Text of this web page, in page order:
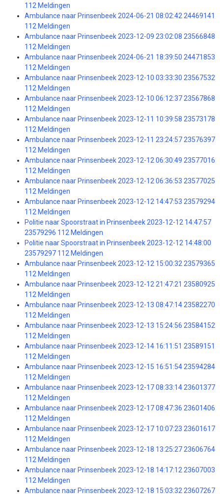
112 Meldingen
Ambulance naar Prinsenbeek 2024-06-21 08:02:42 24469141
112 Meldingen
Ambulance naar Prinsenbeek 2023-12-09 23:02:08 23566848
112 Meldingen
Ambulance naar Prinsenbeek 2024-06-21 18:39:50 24471853
112 Meldingen
Ambulance naar Prinsenbeek 2023-12-10 03:33:30 23567532
112 Meldingen
Ambulance naar Prinsenbeek 2023-12-10 06:12:37 23567868
112 Meldingen
Ambulance naar Prinsenbeek 2023-12-11 10:39:58 23573178
112 Meldingen
Ambulance naar Prinsenbeek 2023-12-11 23:24:57 23576397
112 Meldingen
Ambulance naar Prinsenbeek 2023-12-12 06:30:49 23577016
112 Meldingen
Ambulance naar Prinsenbeek 2023-12-12 06:36:53 23577025
112 Meldingen
Ambulance naar Prinsenbeek 2023-12-12 14:47:53 23579294
112 Meldingen
Politie naar Spoorstraat in Prinsenbeek 2023-12-12 14:47:57
23579296 112 Meldingen
Politie naar Spoorstraat in Prinsenbeek 2023-12-12 14:48:00
23579297 112 Meldingen
Ambulance naar Prinsenbeek 2023-12-12 15:00:32 23579365
112 Meldingen
Ambulance naar Prinsenbeek 2023-12-12 21:47:21 23580925
112 Meldingen
Ambulance naar Prinsenbeek 2023-12-13 08:47:14 23582270
112 Meldingen
Ambulance naar Prinsenbeek 2023-12-13 15:24:56 23584152
112 Meldingen
Ambulance naar Prinsenbeek 2023-12-14 16:11:51 23589151
112 Meldingen
Ambulance naar Prinsenbeek 2023-12-15 16:51:54 23594284
112 Meldingen
Ambulance naar Prinsenbeek 2023-12-17 08:33:14 23601377
112 Meldingen
Ambulance naar Prinsenbeek 2023-12-17 08:47:36 23601406
112 Meldingen
Ambulance naar Prinsenbeek 2023-12-17 10:07:23 23601617
112 Meldingen
Ambulance naar Prinsenbeek 2023-12-18 13:25:27 23606764
112 Meldingen
Ambulance naar Prinsenbeek 2023-12-18 14:17:12 23607003
112 Meldingen
Ambulance naar Prinsenbeek 2023-12-18 15:03:32 23607267